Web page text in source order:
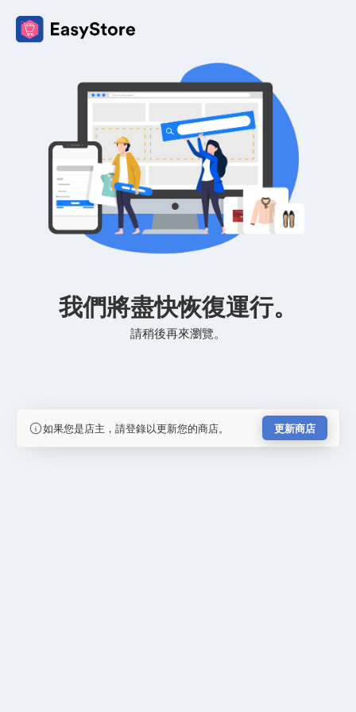
我們將盡快恢復運行。
請稍後再來瀏覽。
如果您是店主，請登錄以更新您的商店。 更新商店